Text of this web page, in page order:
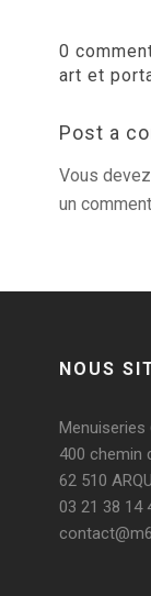
0
art et
Post a
Vous devez
un
NOUS
Menuiseries
400 chemin
62 510
03 21 38 14